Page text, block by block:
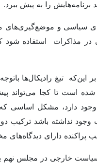
برنامه‌هایش را به پیش ببرد.
سیاسی و موضع‌گیری‌های
در مذاکرات استفاده
این‌که تیغ رادیکال‌ها
است تا کجا می‌تواند
دارد، مشکل اساسی
وجود نداشته باشد ترکیب
پراکنده دارای
خارجی در مجلس نهم